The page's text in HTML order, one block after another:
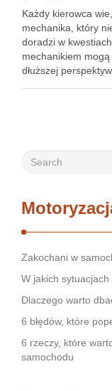
Każdy kierowca
mechanika, który
doradzi w
mechanikiem
dłuższej
Zakochani w
W jakich
Dlaczego warto
6 błędów, które
6 rzeczy, które
samochodu